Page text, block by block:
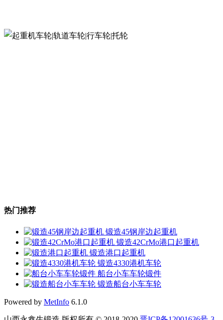
热门推荐
锻造45钢岸边起重机
锻造42CrMo港口起重机
锻造港口起重机
锻造4330港机车轮
船台小车车轮锻件
锻造船台小车车轮
Powered by MetInfo 6.1.0